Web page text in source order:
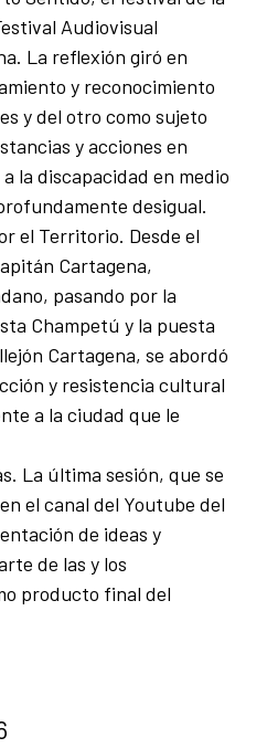
Audiovisual
La reflexión giró en
y reconocimiento
y del otro como sujeto
y acciones en
la discapacidad en medio
desigual.
el Territorio. Desde el
Cartagena,
pasando por la
Champetú y la puesta
Cartagena, se abordó
y resistencia cultural
a la ciudad que le
La última sesión, que se
el canal del Youtube del
de ideas y
de las y los
producto final del